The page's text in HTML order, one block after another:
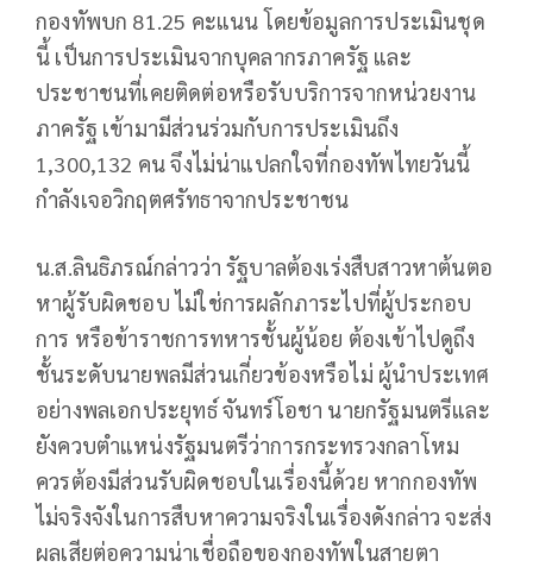
กองทัพบก 81.25 คะแนน โดยข้อมูลการประเมินชุด
นี้ เป็นการประเมินจากบุคลากรภาครัฐ และ
ประชาชนที่เคยติดต่อหรือรับบริการจากหน่วยงาน
ภาครัฐ เข้ามามีส่วนร่วมกับการประเมินถึง
1,300,132 คน จึงไม่น่าแปลกใจที่กองทัพไทยวันนี้
กำลังเจอวิกฤตศรัทธาจากประชาชน
น.ส.ลินธิภรณ์กล่าวว่า รัฐบาลต้องเร่งสืบสาวหาต้นตอ
หาผู้รับผิดชอบ ไม่ใช่การผลักภาระไปที่ผู้ประกอบ
การ หรือข้าราชการทหารชั้นผู้น้อย ต้องเข้าไปดูถึง
ชั้นระดับนายพลมีส่วนเกี่ยวข้องหรือไม่ ผู้นำประเทศ
อย่างพลเอกประยุทธ์ จันทร์โอชา นายกรัฐมนตรีและ
ยังควบตำแหน่งรัฐมนตรีว่าการกระทรวงกลาโหม
ควรต้องมีส่วนรับผิดชอบในเรื่องนี้ด้วย หากกองทัพ
ไม่จริงจังในการสืบหาความจริงในเรื่องดังกล่าว จะส่ง
ผลเสียต่อความน่าเชื่อถือของกองทัพในสายตา